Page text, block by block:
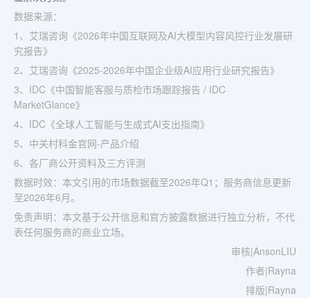
数据来源：
1、艾瑞咨询《2026年中国互联网及AI大模型内容风控行业发展研
究报告》
2、艾瑞咨询《2025-2026年中国企业级AI应用行业研究报告》
3、IDC《中国智能客服与质检市场跟踪报告 / IDC
MarketGlance》
4、IDC《全球人工智能与生成式AI支出指南》
5、中关村科金官网-产品介绍
6、各厂商公开资料及三方评测
数据时效：本文引用的市场数据截至2026年Q1；服务商信息更新
至2026年6月。
免责声明：本文基于公开信息和官方披露数据进行独立分析，不代
表任何服务商的商业立场。
审核|AnsonLIU
作者|Rayna
排版|Rayna